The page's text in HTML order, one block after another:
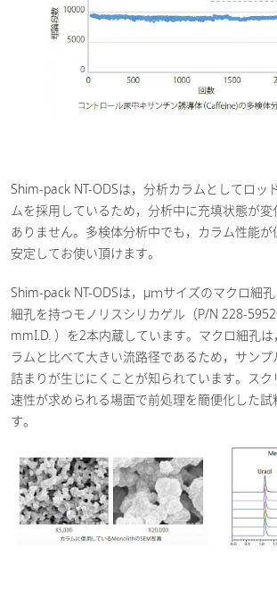
Shim-pack NT-ODSは，分析カラムとしてロッ
ムを採用しているため，分析中に充填状態が
ありません。多検体分析中でも，カラム性能が
安定してお使い頂けます。
Shim-pack NT-ODSは，μｍサイズのマクロ細
細孔を持つモノリスシリカゲル（P/N 228-
mmI.D. ）を2本内蔵しています。マクロ細孔
ラムと比べて大きい流路径であるため，サン
詰まりが生じにくことが知られています。ス
速性が求められる場面で前処理を簡便化した試
す。